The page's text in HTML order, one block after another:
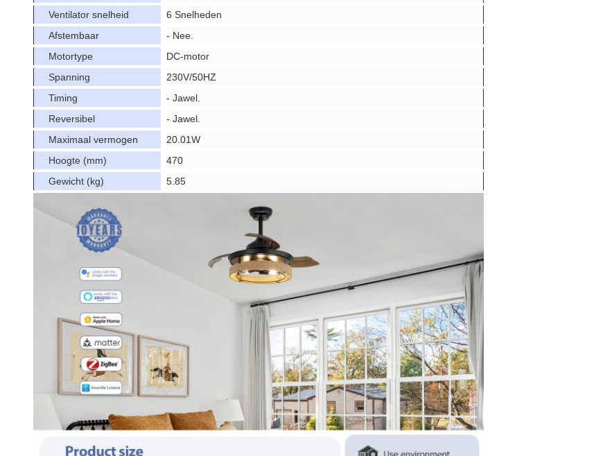
Ventilator snelheid
6 Snelheden
Afstembaar
- Nee.
Motortype
DC-motor
Spanning
230V/50HZ
Timing
- Jawel.
Reversibel
- Jawel.
Maximaal vermogen
20.01W
Hoogte (mm)
470
Gewicht (kg)
5.85